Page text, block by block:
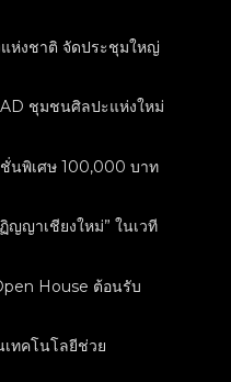
ห่งชาติ จัดประชุมใหญ่
ชุมชนศิลปะแห่งใหม่
นพิเศษ 100,000 บาท
ญญาเชียงใหม่” ในเวที
House ต้อนรับ
ทคโนโลยีช่วย